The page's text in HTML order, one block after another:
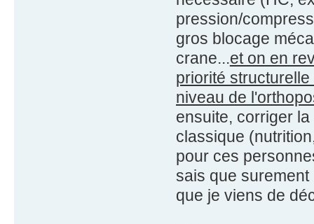
pression/
gros blocage
crane...et on en
priorité
niveau de
ensuite, corriger
classique
pour ces
sais que
que je viens de